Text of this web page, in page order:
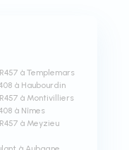
à Templemars
à Haubourdin
à Montivilliers
à Nîmes
à Meyzieu